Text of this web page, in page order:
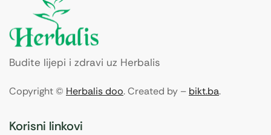
Budite lijepi i zdravi uz Herbalis
Copyright © Herbalis doo. Created by – bikt.ba.
Korisni linkovi